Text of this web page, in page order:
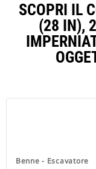
SCOPRI IL
(28 IN),
Benne - Escavatore